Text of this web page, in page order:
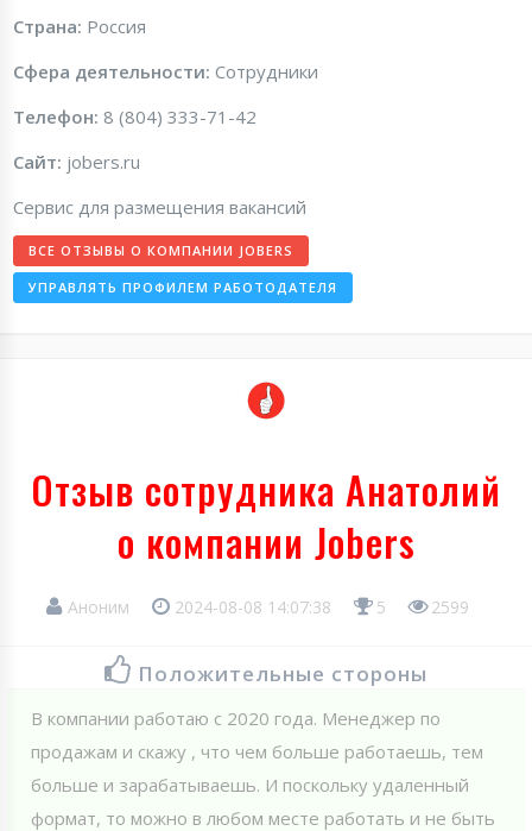
Страна: Россия
Сфера деятельности: Сотрудники
Телефон: 8 (804) 333-71-42
Сайт: jobers.ru
Сервис для размещения вакансий
ВСЕ ОТЗЫВЫ О КОМПАНИИ JOBERS
УПРАВЛЯТЬ ПРОФИЛЕМ РАБОТОДАТЕЛЯ
Отзыв сотрудника Анатолий
о компании Jobers
Аноним 2024-08-08 14:07:38 5 2599
Положительные стороны
В компании работаю с 2020 года. Менеджер по
продажам и скажу , что чем больше работаешь, тем
больше и зарабатываешь. И поскольку удаленный
формат, то можно в любом месте работать и не быть